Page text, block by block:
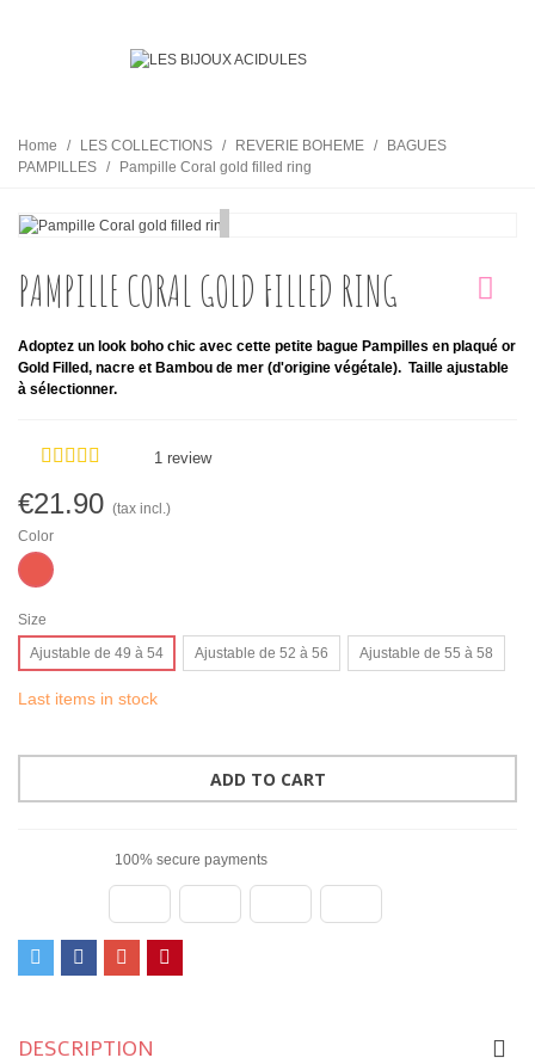
Home / LES COLLECTIONS / REVERIE BOHEME /
BAGUES
PAMPILLES / Pampille Coral gold filled ring
PAMPILLE CORAL GOLD FILLED RING
Adoptez un look boho chic avec cette petite bague Pampilles en plaqué or
Gold Filled, nacre et Bambou de mer (d'origine végétale). Taille ajustable
à sélectionner.
1 review
€21.90 (tax incl.)
Color
Corail
Size
Ajustable de 49 à 54
Ajustable de 52 à 56 Ajustable de 55 à 58
Last items in stock
ADD TO CART
100% secure payments
DESCRIPTION